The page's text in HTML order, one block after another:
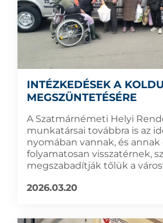
INTÉZKEDÉSEK A
MEGSZÜNTETÉSÉRE
A Szatmárnémeti Helyi
munkatársai továbbra is az
nyomában vannak, és
folyamatosan visszatérnek,
megszabadítják tőlük a
2026.03.20